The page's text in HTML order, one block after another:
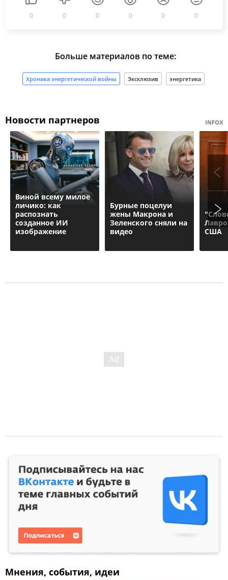
0 0 0 0 0 0
Больше материалов по теме:
Хроника энергетической войны Эксклюзив энергетика
Новости партнеров INFOX
Виной всему милое
личико: как
распознать
созданное ИИ
изображение
Бурные поцелуи
жены Макрона и
Зеленского сняли на
видео
США
Мнения, события, идеи